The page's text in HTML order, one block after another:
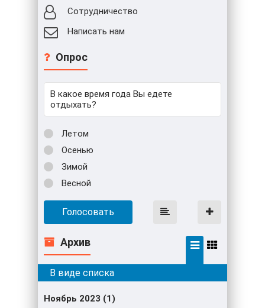
Сотрудничество
Написать нам
Опрос
В какое время года Вы едете
отдыхать?
Летом
Осенью
Зимой
Весной
Голосовать
Архив
Ноябрь 2023 (1)